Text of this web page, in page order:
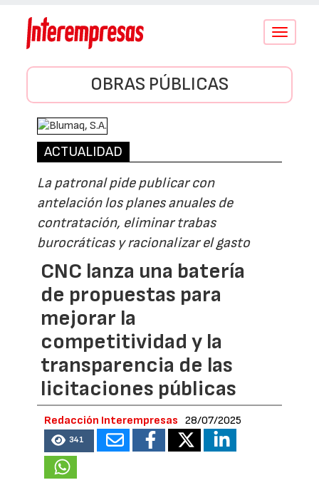
Conmutar
OBRAS PÚBLICAS
ACTUALIDAD
La patronal pide publicar con
antelación los planes anuales de
contratación, eliminar trabas
burocráticas y racionalizar el gasto
CNC lanza una batería
de propuestas para
mejorar la
competitividad y la
transparencia de las
licitaciones públicas
Redacción Interempresas 28/07/2025
341